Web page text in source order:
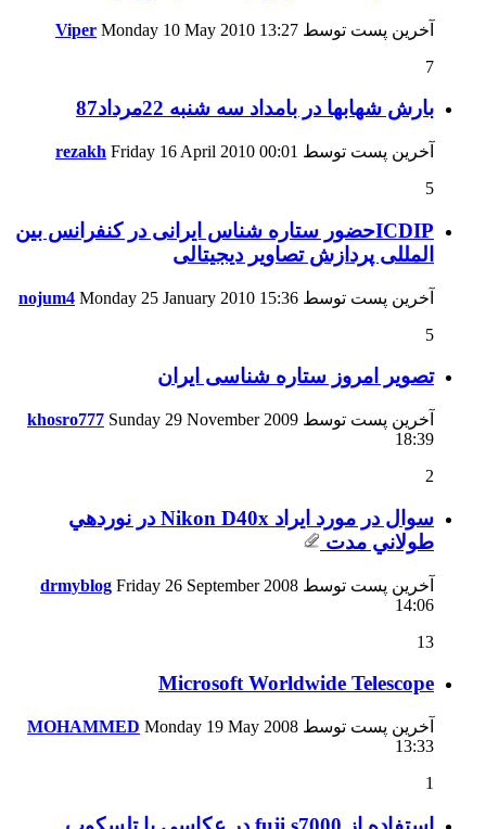
آخرین پست توسط Viper Monday 10 May 2010 13:27
7
بارش شهابها در بامداد سه شنبه 22مرداد87
آخرین پست توسط rezakh Friday 16 April 2010 00:01
5
ICDIPحضور ستاره شناس ایرانی در کنفرانس بین
المللی پردازش تصاویر دیجیتالی
آخرین پست توسط nojum4 Monday 25 January 2010 15:36
5
تصویر امروز ستاره شناسی ایران
آخرین پست توسط khosro777 Sunday 29 November 2009
18:39
2
سوال در مورد ايراد Nikon D40x در نوردهي
طولاني مدت
آخرین پست توسط drmyblog Friday 26 September 2008
14:06
13
Microsoft Worldwide Telescope
آخرین پست توسط MOHAMMED Monday 19 May 2008
13:33
1